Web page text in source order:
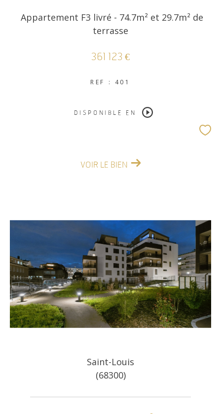
Appartement F3 livré - 74.7m² et 29.7m² de
terrasse
361 123 €
REF : 401
DISPONIBLE EN
VOIR LE BIEN
Saint-Louis
(68300)